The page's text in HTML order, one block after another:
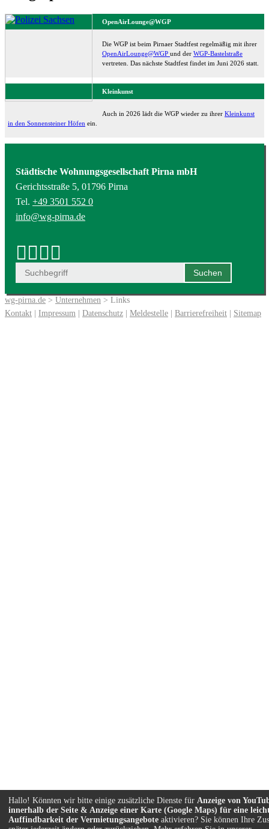
OpenAirLounge@WGP
Die WGP ist beim Pirnaer Stadtfest regelmäßig mit ihrer
OpenAirLounge@WGP und der WGP-Bastelstraße
vertreten. Das nächste Stadtfest findet im Juni 2026 statt.
Kleinkunst
Auch in 2026 lädt die WGP wieder zu ihrer Kleinkunst
in den Sonnensteiner Höfen ein.
Städtische Wohnungsgesellschaft Pirna mbH
Gerichtsstraße 5, 01796 Pirna
Tel. +49 3501 552 0
info@wg-pirna.de
wg-pirna.de > Unternehmen > Links
Kontakt | Impressum | Datenschutz | Meldestelle | Barrierefreiheit | Sitemap
Hallo! Könnten wir bitte einige zusätzliche Dienste für Anzeige von
innerhalb der Seite & Anzeige einer Karte (Google Maps) für eine
Auffindbarkeit der Vermietungsangebote aktivieren? Sie können Ihre